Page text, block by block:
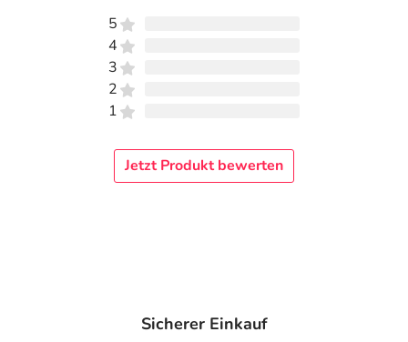
5
4
3
2
1
Jetzt Produkt bewerten
Sicherer Einkauf